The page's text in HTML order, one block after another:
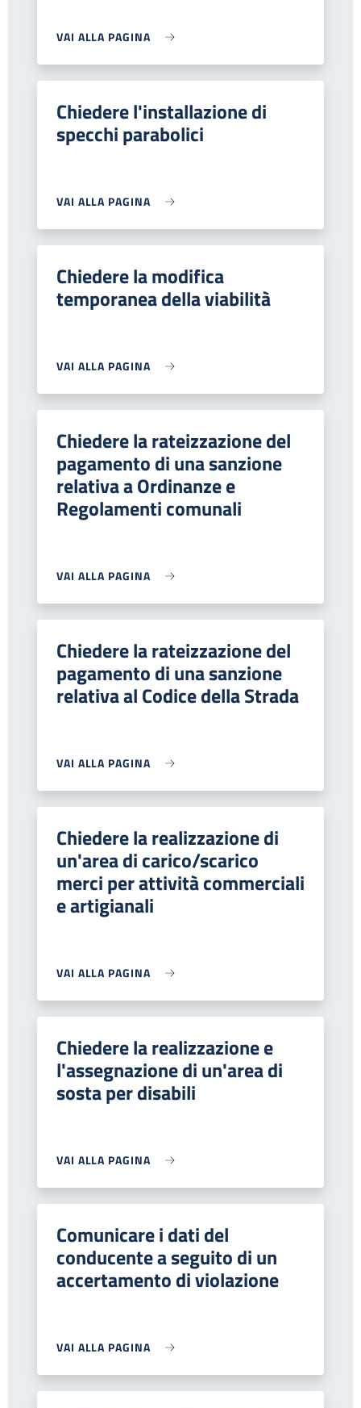
VAI ALLA PAGINA
Chiedere l'installazione di
specchi parabolici
VAI ALLA PAGINA
Chiedere la modifica
temporanea della viabilità
VAI ALLA PAGINA
Chiedere la rateizzazione del
pagamento di una sanzione
relativa a Ordinanze e
Regolamenti comunali
VAI ALLA PAGINA
Chiedere la rateizzazione del
pagamento di una sanzione
relativa al Codice della Strada
VAI ALLA PAGINA
Chiedere la realizzazione di
un'area di carico/scarico
merci per attività commerciali
e artigianali
VAI ALLA PAGINA
Chiedere la realizzazione e
l'assegnazione di un'area di
sosta per disabili
VAI ALLA PAGINA
Comunicare i dati del
conducente a seguito di un
accertamento di violazione
VAI ALLA PAGINA